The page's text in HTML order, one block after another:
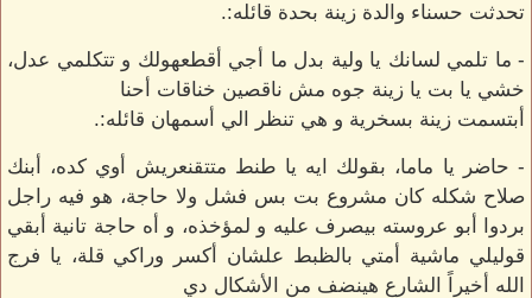
تحدثت حسناء والدة زينة بحدة قائله:.
- ما تلمي لسانك يا ولية بدل ما أجي أقطعهولك و تتكلمي عدل،
خشي يا بت يا زينة جوه مش ناقصين خناقات أحنا
أبتسمت زينة بسخرية و هي تنظر الي أسمهان قائله:.
- حاضر يا ماما، بقولك ايه يا طنط متتقنعريش أوي كده، أبنك
صلاح شكله كان مشروع بت بس فشل ولا حاجة، هو فيه راجل
بردوا أبو عروسته بيصرف عليه و لمؤخذه، و أه حاجة تانية أبقي
قوليلي ماشية أمتي بالظبط علشان أكسر وراكي قلة، يا فرج
الله أخيراً الشارع هينضف من الأشكال دي